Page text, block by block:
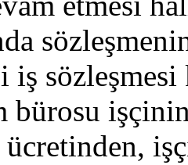
sözleşmesi
bürosu